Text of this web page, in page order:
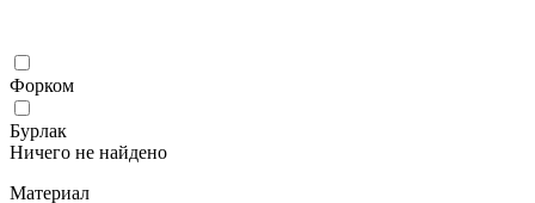
Форком
Бурлак
Ничего не найдено
Материал